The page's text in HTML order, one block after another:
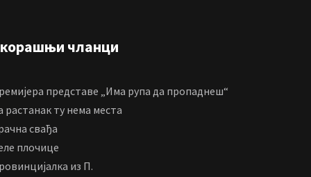
чланци
представе „Има рупа да пропаднеш“
растанак ту нема места
свађа
плочице
из П.